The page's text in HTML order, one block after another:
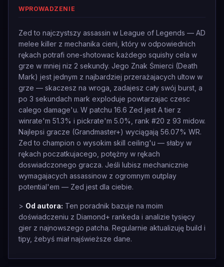
WPROWADZENIE
Zed to najczystszy assassin w League of Legends — AD
melee killer z mechanika cieni, który w odpowiednich
rękach potrafi one-shotowac każdego squishy cela w
grze w mniej niz 2 sekundy. Jego Znak Śmierci (Death
Mark) jest jednym z najbardziej przerażajacych ultow w
grze — skaczesz na wroga, zadajesz cały swój burst, a
po 3 sekundach mark exploduje powtarzajac czesc
calego damage'u. W patchu 16.6 Zed jest A tier z
winrate'm 51.3% i pickrate'm 5.0%, rank #20 z 93 midow.
Najlepsi gracze (Grandmaster+) wyciągają 56.07% WR.
Zed to champion o wysokim skill ceiling'u — słaby w
rękach poczatkujacego, potężny w rękach
doswiadczonego gracza. Jeśli lubisz mechanicznie
wymagajacych assassinow z ogromnym outplay
potential'em — Zed jest dla ciebie.
> Od autora: Ten poradnik bazuje na moim
doświadczeniu z Diamond+ rankeda i analizie tysięcy
gier z najnowszego patcha. Regularnie aktualizuję build i
tipy, żebyś miał najświeższe dane.